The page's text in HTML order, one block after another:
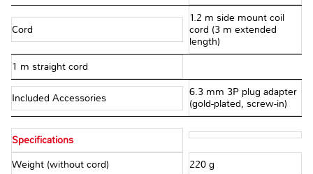
Cord
1.2 m side mount coil
cord (3 m extended
length)
1 m straight cord
Included Accessories
6.3 mm 3P plug adapter
(gold-plated, screw-in)
Specifications
Weight (without cord) 220 g